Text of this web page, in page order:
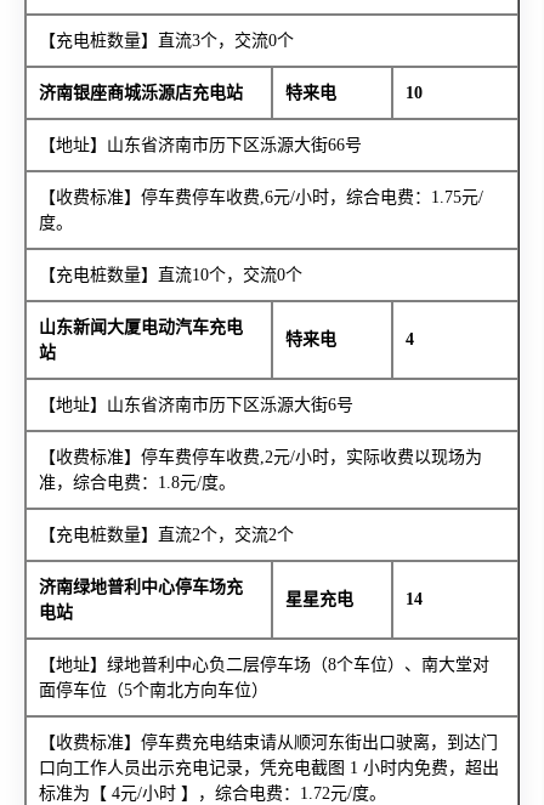
【充电桩数量】直流3个，交流0个
济南银座商城泺源店充电站 特来电 10
【地址】山东省济南市历下区泺源大街66号
【收费标准】停车费停车收费,6元/小时，综合电费：1.75元/
度。
【充电桩数量】直流10个，交流0个
山东新闻大厦电动汽车充电
站
特来电 4
【地址】山东省济南市历下区泺源大街6号
【收费标准】停车费停车收费,2元/小时，实际收费以现场为
准，综合电费：1.8元/度。
【充电桩数量】直流2个，交流2个
济南绿地普利中心停车场充
电站
星星充电 14
【地址】绿地普利中心负二层停车场（8个车位）、南大堂对
面停车位（5个南北方向车位）
【收费标准】停车费充电结束请从顺河东街出口驶离，到达门
口向工作人员出示充电记录，凭充电截图 1 小时内免费，超出
标准为【 4元/小时 】，综合电费：1.72元/度。